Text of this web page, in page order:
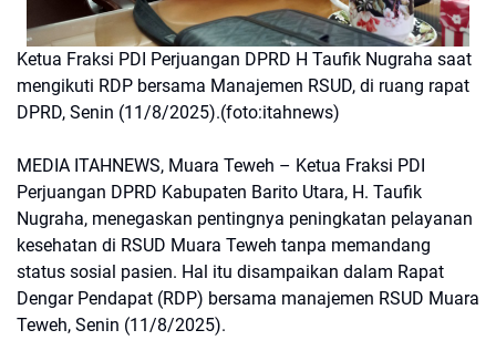
Ketua Fraksi PDI Perjuangan DPRD H Taufik Nugraha saat
mengikuti RDP bersama Manajemen RSUD, di ruang rapat
DPRD, Senin (11/8/2025).(foto:itahnews)
MEDIA ITAHNEWS, Muara Teweh – Ketua Fraksi PDI
Perjuangan DPRD Kabupaten Barito Utara, H. Taufik
Nugraha, menegaskan pentingnya peningkatan pelayanan
kesehatan di RSUD Muara Teweh tanpa memandang
status sosial pasien. Hal itu disampaikan dalam Rapat
Dengar Pendapat (RDP) bersama manajemen RSUD Muara
Teweh, Senin (11/8/2025).